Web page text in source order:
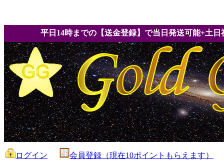
平日14時までの【送金登録】で当日発送可能+土日
ログイン 会員登録（現在10ポイントもらえます）